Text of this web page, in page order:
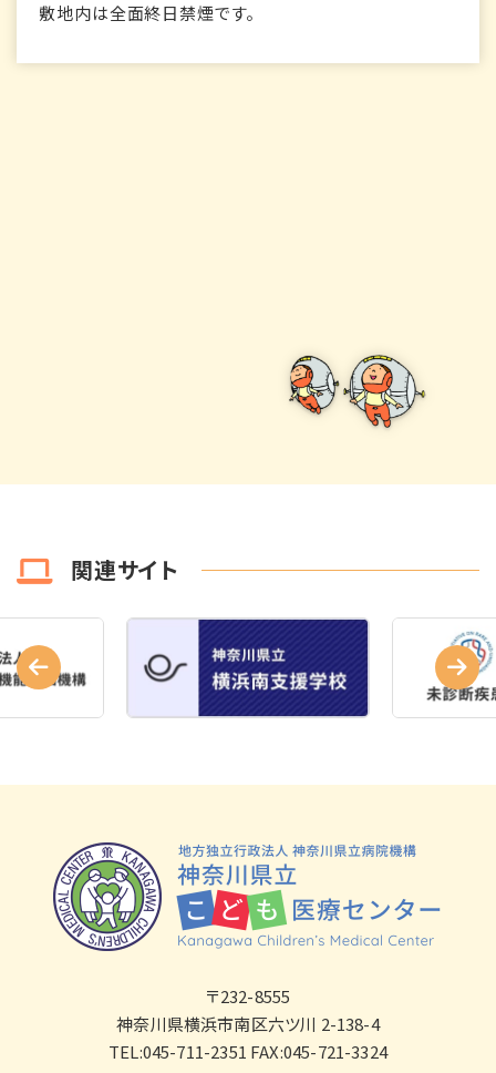
敷地内は全面終日禁煙です。
関連サイト
〒232-8555
神奈川県横浜市南区六ツ川 2-138-4
TEL:045-711-2351 FAX:045-721-3324